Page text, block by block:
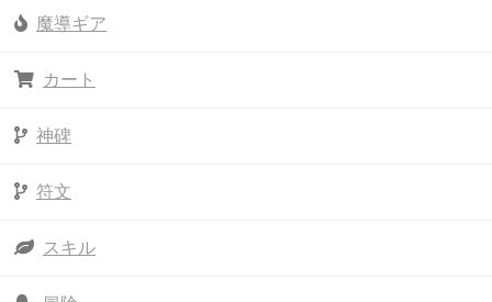
魔導ギア
カート
神碑
符文
スキル